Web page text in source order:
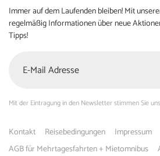
Immer auf dem Laufenden bleiben! Mit
regelmäßig Informationen über neue
Tipps!
Mit der Eintragung in den Newsletter stimmen Sie
Kontakt Reisebedingungen
Impressum
AGB für Mehrtagesfahrten + Mietomnibus